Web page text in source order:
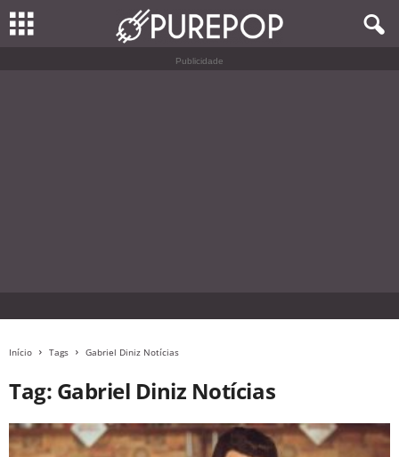
Publicidade
Início Tags Gabriel Diniz Notícias
Tag: Gabriel Diniz Notícias